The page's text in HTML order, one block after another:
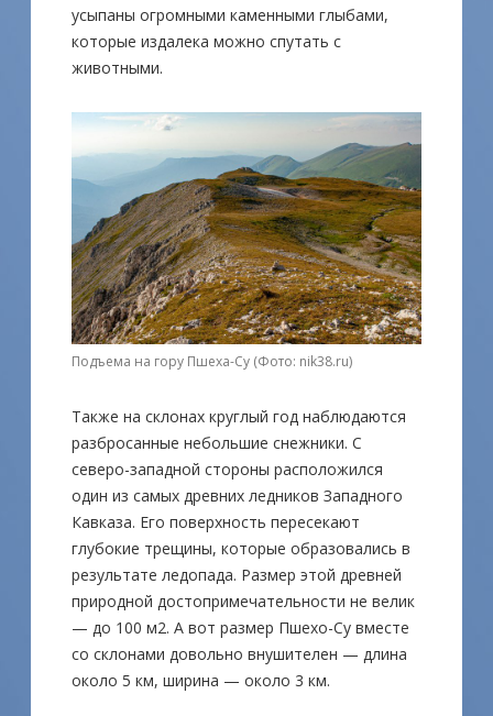
усыпаны огромными каменными глыбами,
которые издалека можно спутать с
животными.
Подъема на гору Пшеха-Су (Фото: nik38.ru)
Также на склонах круглый год наблюдаются
разбросанные небольшие снежники. С
северо-западной стороны расположился
один из самых древних ледников Западного
Кавказа. Его поверхность пересекают
глубокие трещины, которые образовались в
результате ледопада. Размер этой древней
природной достопримечательности не велик
— до 100 м2. А вот размер Пшехо-Су вместе
со склонами довольно внушителен — длина
около 5 км, ширина — около 3 км.